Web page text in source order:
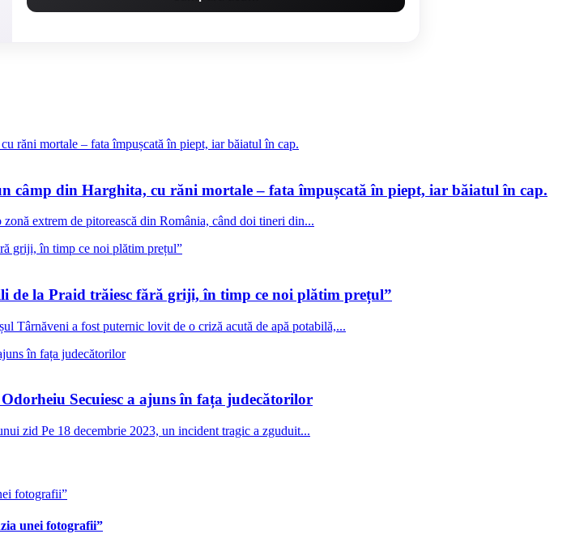
câmp din Harghita, cu răni mortale – fata împușcată în piept, iar băiatul în cap.
extrem de pitorească din România, când doi tineri din...
de la Praid trăiesc fără griji, în timp ce noi plătim prețul”
Târnăveni a fost puternic lovit de o criză acută de apă potabilă,...
Secuiesc a ajuns în fața judecătorilor
zid Pe 18 decembrie 2023, un incident tragic a zguduit...
unei fotografii”